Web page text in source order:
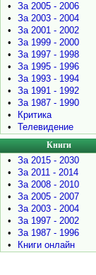
•
За 2005 - 2006
•
За 2003 - 2004
•
За 2001 - 2002
•
За 1999 - 2000
•
За 1997 - 1998
•
За 1995 - 1996
•
За 1993 - 1994
•
За 1991 - 1992
•
За 1987 - 1990
•
Критика
•
Телевидение
Книги
•
За 2015 - 2030
•
За 2011 - 2014
•
За 2008 - 2010
•
За 2005 - 2007
•
За 2003 - 2004
•
За 1997 - 2002
•
За 1987 - 1996
•
Книги онлайн